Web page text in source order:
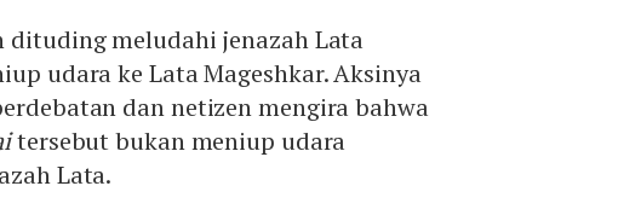
dituding meludahi jenazah Lata
udara ke Lata Mageshkar. Aksinya
dan netizen mengira bahwa
tersebut bukan meniup udara
Lata.